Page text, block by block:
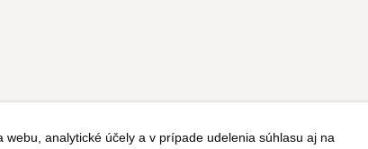
analytické účely a v prípade udelenia súhlasu aj na